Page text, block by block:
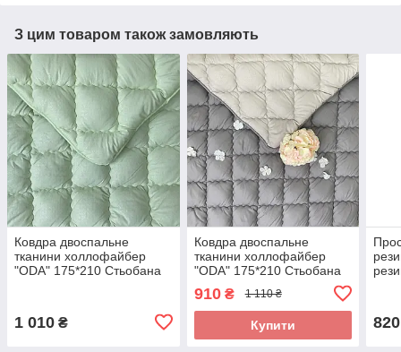
З цим товаром також замовляють
Ковдра двоспальне
тканини холлофайбер
"ODA" 175*210 Стьобана
1 010 ₴
Ковдра двоспальне
тканини холлофайбер
"ODA" 175*210 Стьобана
910₴ 1 110 ₴
Купити 820